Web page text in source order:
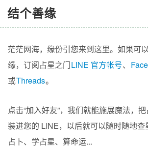
结个善缘
茫茫网海，缘份引您来到这里。如果可
缘，订阅占星之门LINE 官方帐号、
或Threads。
点击“加入好友”，我们就能施展魔法，把
装进您的 LINE，以后就可以随时随地
占卜、学占星、算命运...